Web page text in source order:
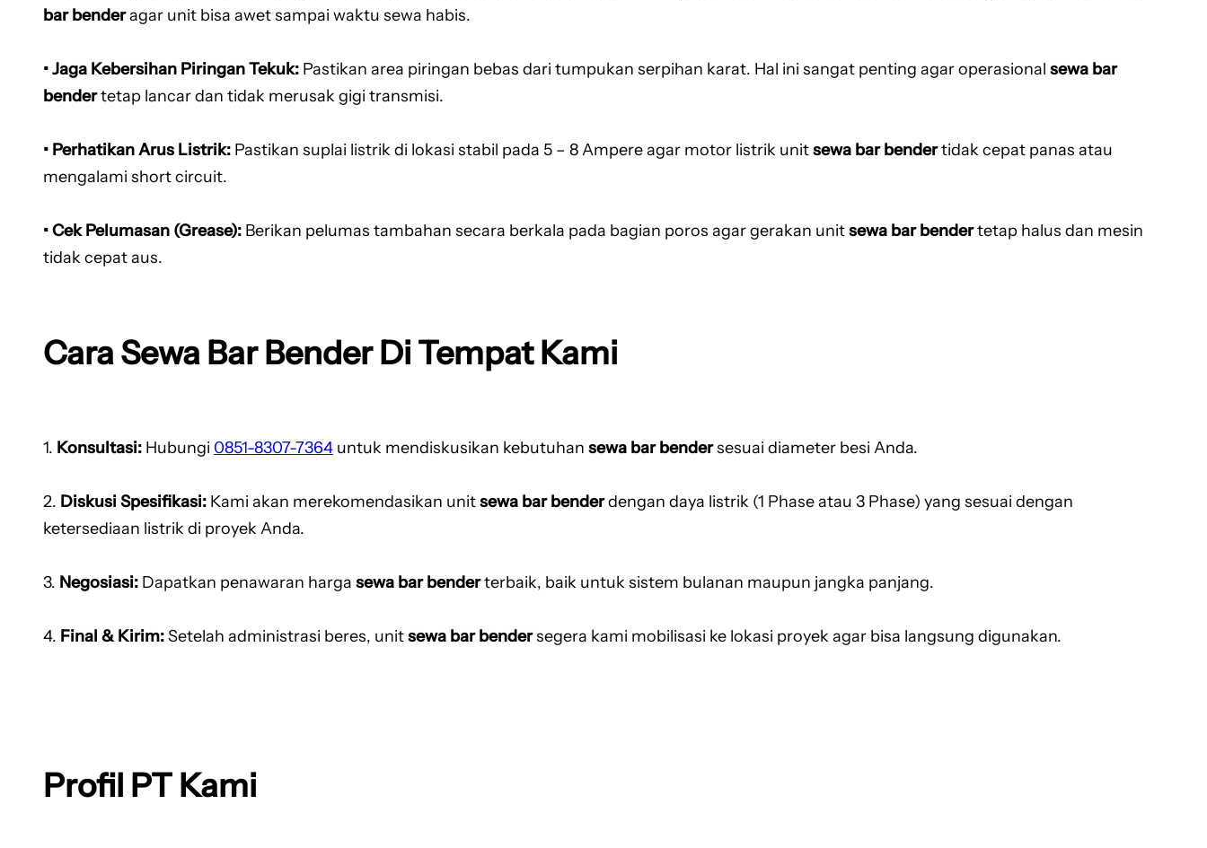
bar benderagar unit bisa awet sampai waktu sewa habis.
• Jaga Kebersihan Piringan Tekuk: Pastikan area piringan bebas dari tumpukan serpihan karat. Hal ini sangat penting agar operasional sewa bar
bendertetap lancar dan tidak merusak gigi transmisi.
• Perhatikan Arus Listrik: Pastikan suplai listrik di lokasi stabil pada 5 – 8 Ampere agar motor listrik unitsewa bar bendertidak cepat panas atau
mengalami short circuit.
• Cek Pelumasan (Grease): Berikan pelumas tambahan secara berkala pada bagian poros agar gerakan unitsewa bar bendertetap halus dan mesin
tidak cepat aus.
Cara Sewa Bar Bender Di Tempat Kami
1. Konsultasi: Hubungi 0851-8307-7364 untuk mendiskusikan kebutuhan sewa bar bendersesuai diameter besi Anda.
2. Diskusi Spesifikasi: Kami akan merekomendasikan unitsewa bar benderdengan daya listrik (1 Phase atau 3 Phase) yang sesuai dengan
ketersediaan listrik di proyek Anda.
3. Negosiasi: Dapatkan penawaran harga sewa bar benderterbaik, baik untuk sistem bulanan maupun jangka panjang.
4. Final & Kirim:Setelah administrasi beres, unitsewa bar bendersegera kami mobilisasi ke lokasi proyek agar bisa langsung digunakan.
Profil PT Kami